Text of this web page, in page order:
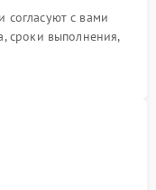
с вами
сроки выполнения,